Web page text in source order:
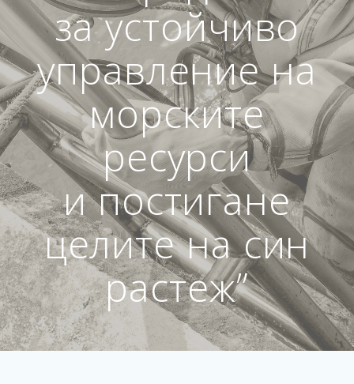
за устойчиво
управление на
морските
ресурси
и постигане
целите на син
растеж”